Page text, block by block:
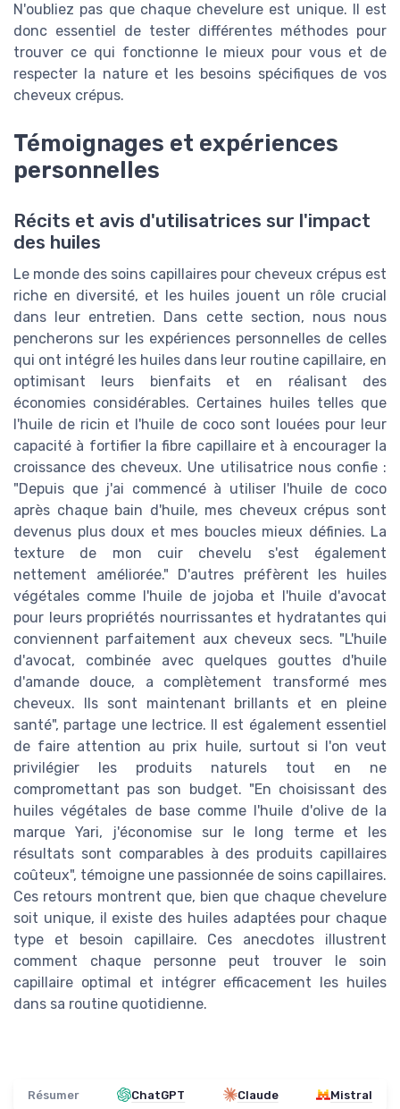
N'oubliez pas que chaque chevelure est unique. Il est
donc essentiel de tester différentes méthodes pour
trouver ce qui fonctionne le mieux pour vous et de
respecter la nature et les besoins spécifiques de vos
cheveux crépus.
Témoignages et expériences
personnelles
Récits et avis d'utilisatrices sur l'impact
des huiles
Le monde des soins capillaires pour cheveux crépus est
riche en diversité, et les huiles jouent un rôle crucial
dans leur entretien. Dans cette section, nous nous
pencherons sur les expériences personnelles de celles
qui ont intégré les huiles dans leur routine capillaire, en
optimisant leurs bienfaits et en réalisant des
économies considérables. Certaines huiles telles que
l'huile de ricin et l'huile de coco sont louées pour leur
capacité à fortifier la fibre capillaire et à encourager la
croissance des cheveux. Une utilisatrice nous confie :
"Depuis que j'ai commencé à utiliser l'huile de coco
après chaque bain d'huile, mes cheveux crépus sont
devenus plus doux et mes boucles mieux définies. La
texture de mon cuir chevelu s'est également
nettement améliorée." D'autres préfèrent les huiles
végétales comme l'huile de jojoba et l'huile d'avocat
pour leurs propriétés nourrissantes et hydratantes qui
conviennent parfaitement aux cheveux secs. "L'huile
d'avocat, combinée avec quelques gouttes d'huile
d'amande douce, a complètement transformé mes
cheveux. Ils sont maintenant brillants et en pleine
santé", partage une lectrice. Il est également essentiel
de faire attention au prix huile, surtout si l'on veut
privilégier les produits naturels tout en ne
compromettant pas son budget. "En choisissant des
huiles végétales de base comme l'huile d'olive de la
marque Yari, j'économise sur le long terme et les
résultats sont comparables à des produits capillaires
coûteux", témoigne une passionnée de soins capillaires.
Ces retours montrent que, bien que chaque chevelure
soit unique, il existe des huiles adaptées pour chaque
type et besoin capillaire. Ces anecdotes illustrent
comment chaque personne peut trouver le soin
capillaire optimal et intégrer efficacement les huiles
dans sa routine quotidienne.
Résumer ChatGPT Claude Mistral